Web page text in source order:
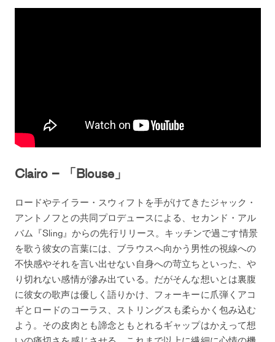
Clairo – 「Blouse」
ロードやテイラー・スウィフトを手がけてきたジャック・
アントノフとの共同プロデュースによる、セカンド・アル
バム『Sling』からの先行リリース。キッチンで過ごす情景
を歌う彼女の言葉には、ブラウスへ向かう男性の視線への
不快感やそれを言い出せない自身への苛立ちといった、や
り切れない感情が滲み出ている。だがそんな想いとは裏腹
に彼女の歌声は優しく語りかけ、フォーキーに爪弾くアコ
ギとロードのコーラス、ストリングスも柔らかく包み込む
よう。その皮肉とも諦念ともとれるギャップはかえって想